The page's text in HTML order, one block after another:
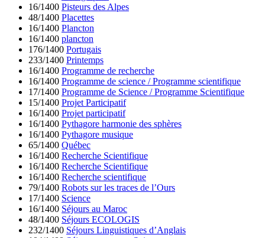
16/1400 Pisteurs des Alpes
48/1400 Placettes
16/1400 Plancton
16/1400 plancton
176/1400 Portugais
233/1400 Printemps
16/1400 Programme de recherche
16/1400 Programme de science / Programme scientifique
17/1400 Programme de Science / Programme Scientifique
15/1400 Projet Participatif
16/1400 Projet participatif
16/1400 Pythagore harmonie des sphères
16/1400 Pythagore musique
65/1400 Québec
16/1400 Recherche Scientifique
16/1400 Recherche Scientifique
16/1400 Recherche scientifique
79/1400 Robots sur les traces de l’Ours
17/1400 Science
16/1400 Séjours au Maroc
48/1400 Séjours ECOLOGIS
232/1400 Séjours Linguistiques d’Anglais